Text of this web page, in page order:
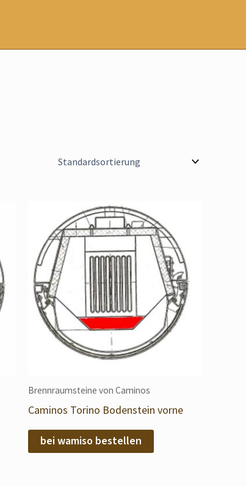
Brennraumsteine von Caminos
Caminos Torino Bodenstein vorne
bei wamiso bestellen